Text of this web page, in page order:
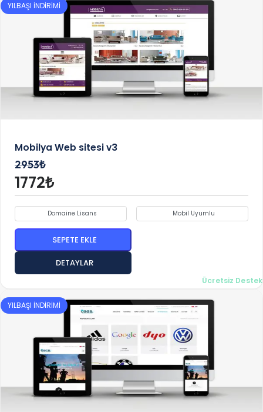
YILBAŞI İNDİRİMİ
Mobilya Web sitesi v3
2953₺
1772₺
Ücretsiz Destek
Domaine Lisans Mobil Uyumlu
SEPETE EKLE
DETAYLAR
YILBAŞI İNDİRİMİ